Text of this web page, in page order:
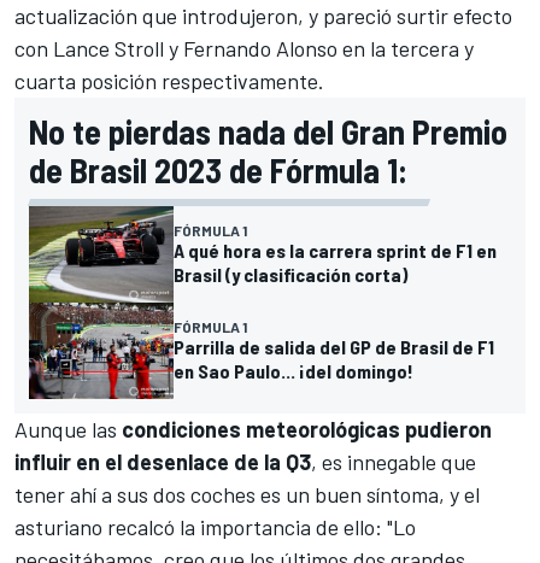
actualización que introdujeron, y pareció surtir efecto
con Lance Stroll y Fernando Alonso en la tercera y
cuarta posición respectivamente.
No te pierdas nada del Gran Premio
de Brasil 2023 de Fórmula 1:
FÓRMULA 1
A qué hora es la carrera sprint de F1 en
Brasil (y clasificación corta)
FÓRMULA 1
Parrilla de salida del GP de Brasil de F1
en Sao Paulo... ¡del domingo!
Aunque las condiciones meteorológicas pudieron
influir en el desenlace de la Q3, es innegable que
tener ahí a sus dos coches es un buen síntoma, y el
asturiano recalcó la importancia de ello: "Lo